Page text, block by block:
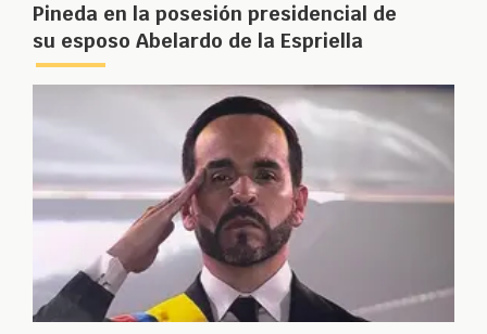
Pineda en la posesión presidencial de
su esposo Abelardo de la Espriella